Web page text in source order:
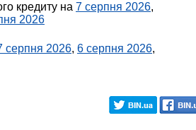
кредиту на 7 серпня 2026,
2026
серпня 2026, 6 серпня 2026,